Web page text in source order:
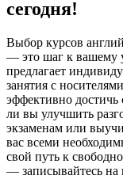
сегодня!
Выбор курсов
— это шаг к вашему
предлагает
занятия с
эффективно достичь
ли вы улучшить
экзаменам или
вас всеми
свой путь к
— записывайтесь на